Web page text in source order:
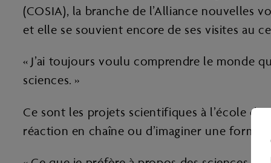
(COSIA), la branche de l’Alliance nouvelles
et elle se souvient encore de ses visites au
« J’ai toujours voulu comprendre le monde
sciences. »
Ce sont les projets scientifiques à l’école
réaction en chaîne ou d’imaginer une forme